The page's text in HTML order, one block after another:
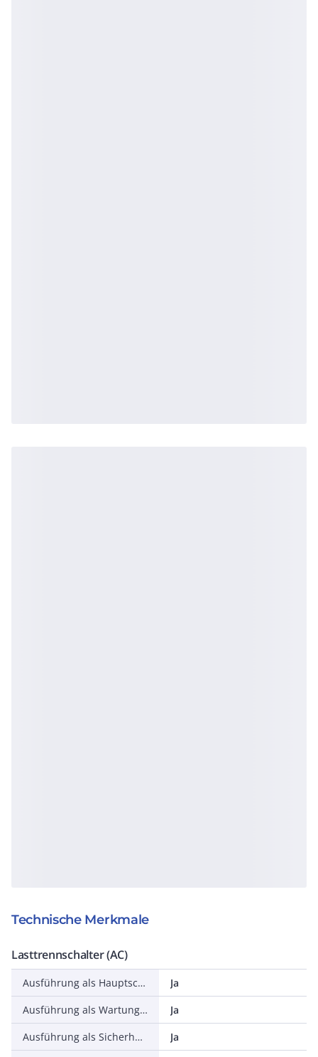
Technische Merkmale
Lasttrennschalter (AC)
Ausführung als Hauptschalter
Ja
Ausführung als Wartungs-/Reparaturschalter
Ja
Ausführung als Sicherheitsschalter
Ja